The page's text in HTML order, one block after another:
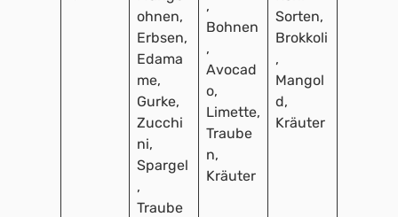
ohnen,
Erbsen,
Edama
me,
Gurke,
Zucchi
ni,
Spargel
,
Traube
,
Bohnen
,
Avocad
o,
Limette,
Traube
n,
Kräuter
Sorten,
Brokkoli
,
Mangol
d,
Kräuter